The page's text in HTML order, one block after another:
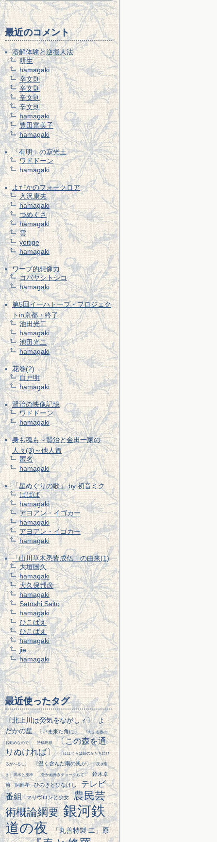
最近のコメント
溶解体験と逆擬人法
耕生
hamagaki
辛文則
辛文則
辛文則
辛文則
hamagaki
豊田富美子
hamagaki
「有明」の寂光土
ワドドーン
hamagaki
よだかのフォークロア
入沢康夫
hamagaki
つめくさ
hamagaki
雲
yoitige
hamagaki
ワープ的想像力
コバヤシトシコ
hamagaki
第5回イーハトーブ・プロジェク
トin京都・終了
池田光二
hamagaki
池田光二
hamagaki
花巻(2)
白戸明
hamagaki
賢治の映像記憶
ワドドーン
hamagaki
身も魂も～賢治と金田一家の
人々(3)～他人篇
匿名
hamagaki
「星めぐりの歌」 by 初音ミク
ばばば
hamagaki
アヨアン・イゴカー
hamagaki
アヨアン・イゴカー
hamagaki
「山川草木悉皆成仏」の由来(1)
大垣国久
hamagaki
大久保邦彦
hamagaki
Satoshi Saito
hamagaki
ひこばえ
ひこばえ
hamagaki
jie
hamagaki
最近使ったタグ
〔北上川は熒気をながしィ〕 よ
だかの星
〔いま来た角に〕 〔向ふも春の
お勤めなので〕 詩稿用紙
〔この森を通
りぬければ〕
〔ほほじろは鼓のかたちにひ
るがへるし〕 〔温く含んだ南の風が〕 夜水引
き 渇水と座禅 〔乾かぬ赤きチョークもて〕
鈴木卓
苗
阿部孝 ひのきとひなげし
テレビ
番組
マリヴロンと少女
農民芸
術概論綱要 銀河鉄
道の夜
「丸善特製 二」原